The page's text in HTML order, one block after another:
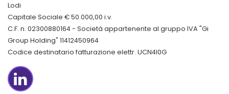
Lodi
Capitale Sociale € 50.000,00 i.v.
C.F. n. 02300880164 - Società appartenente al gruppo IVA "Gi
Group Holding" 11412450964
Codice destinatario fatturazione elettr. UCN4I0G